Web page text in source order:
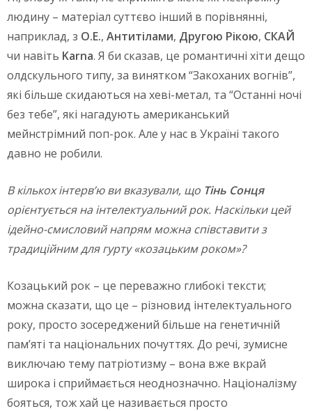
людину – матеріал суттєво інший в порівнянні,
наприклад, з О.Е., Антитілами, Другою Рікою, СКАЙ
чи навіть Karna. Я би сказав, це романтичні хіти дещо
олдскульного типу, за винятком “Закоханих вогнів”,
які більше скидаються на хеві-метал, та “Останні ночі
без тебе”, які нагадують американський
мейнстрімний поп-рок. Але у нас в Україні такого
давно не робили.
В кількох інтерв’ю ви вказували, що Тінь Сонця
орієнтується на інтелектуальний рок. Наскільки цей
ідейно-смисловий напрям можна співставити з
традиційним для гурту «козацьким роком»?
Козацький рок – це переважно глибокі тексти;
можна сказати, що це – різновид інтелектуального
року, просто зосереджений більше на генетичній
пам’яті та національних почуттях. До речі, зумисне
виключаю тему патріотизму – вона вже вкрай
широка і сприймається неоднозначно. Націоналізму
бояться, тож хай це називається просто